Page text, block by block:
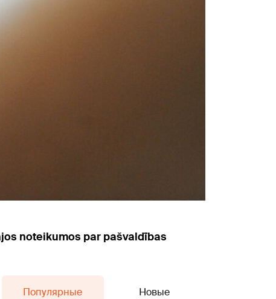
noteikumos par pašvaldības
Популярные Новые